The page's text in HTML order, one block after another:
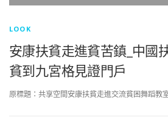
LOOK
安康扶貧走進貧苦鎮_中國
貧到九宮格見證門戶
原標題：共享空間安康扶貧走進交流貧困舞蹈教